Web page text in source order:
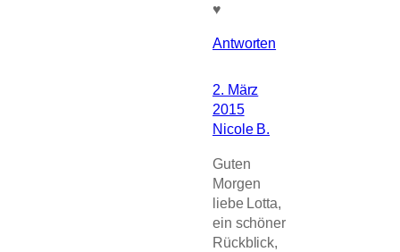
♥
Antworten
2. März
2015
Nicole B.
Guten
Morgen
liebe Lotta,
ein schöner
Rückblick,